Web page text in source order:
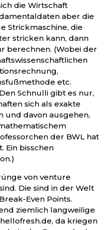
die Wirtschaft
aber die
Strickmaschine, die
stricken kann, dann
berechnen. (Wobei der
etc.
Schnulli gibt es nur,
sich als exakte
und davon ausgehen,
der BWL hat
Ein bisschen
von venture
Die sind in der Welt
Even Points.
ziemlich langweilige
da kriegen